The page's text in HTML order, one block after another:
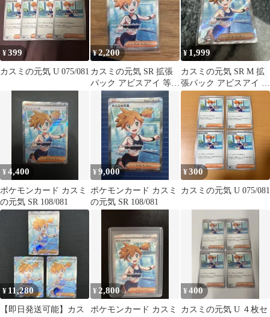
¥399
カスミの元気 U 075/081
¥2,200
カスミの元気 SR 拡張
パック アビスアイ 等合
計５枚
¥ 1,999
カスミの元気 SR M 拡
張パック アビスアイ キ
ラ 108/081
¥4,400
ポケモンカード カスミ
の元気 SR 108/081
¥9,000
ポケモンカード カスミ
の元気 SR 108/081
¥300
カスミの元気 U 075/081
¥ 11,280
【即日発送可能】カス
¥ 2,800
ポケモンカード カスミ
¥400
カスミの元気 U ４枚セ